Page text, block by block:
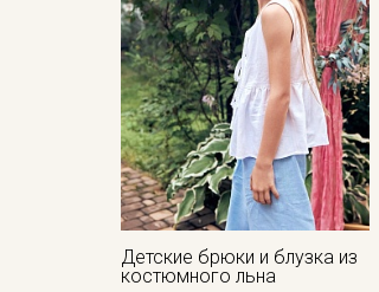
Детские брюки и блузка из
костюмного льна